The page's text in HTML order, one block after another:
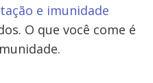
e imunidade
O que você come é